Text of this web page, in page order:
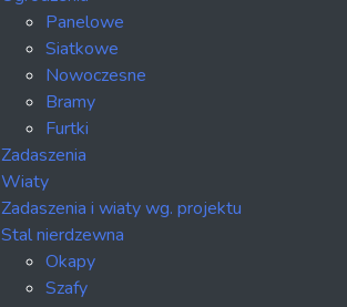
Panelowe
Siatkowe
Nowoczesne
Bramy
Furtki
Zadaszenia
Wiaty
Zadaszenia i wiaty wg. projektu
Stal nierdzewna
Okapy
Szafy